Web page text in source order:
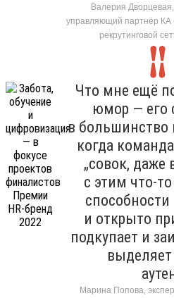
Валерия
управляющий партнёр
рекрутинговой
Что мне ещё
юмор — его
в большинство
когда
„совок,
с этим что-
и открыто
подкупает и
выделяет
Марина Попова,